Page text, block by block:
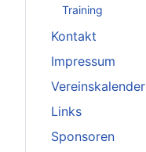
Training
Kontakt
Impressum
Vereinskalender
Links
Sponsoren